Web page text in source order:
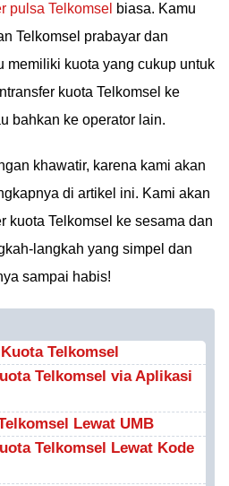
pulsa Telkomsel biasa. Kamu
Telkomsel prabayar dan
memiliki kuota yang cukup untuk
kuota Telkomsel ke
bahkan ke operator lain.
khawatir, karena kami akan
di artikel ini. Kami akan
kuota Telkomsel ke sesama dan
langkah yang simpel dan
sampai habis!
Telkomsel
Telkomsel via Aplikasi
Lewat UMB
Telkomsel Lewat Kode